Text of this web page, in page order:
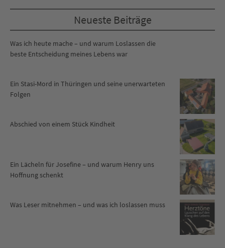
Neueste Beiträge
Was ich heute mache – und warum Loslassen die
beste Entscheidung meines Lebens war
Ein Stasi-Mord in Thüringen und seine unerwarteten
Folgen
Abschied von einem Stück Kindheit
Ein Lächeln für Josefine – und warum Henry uns
Hoffnung schenkt
Was Leser mitnehmen – und was ich loslassen muss